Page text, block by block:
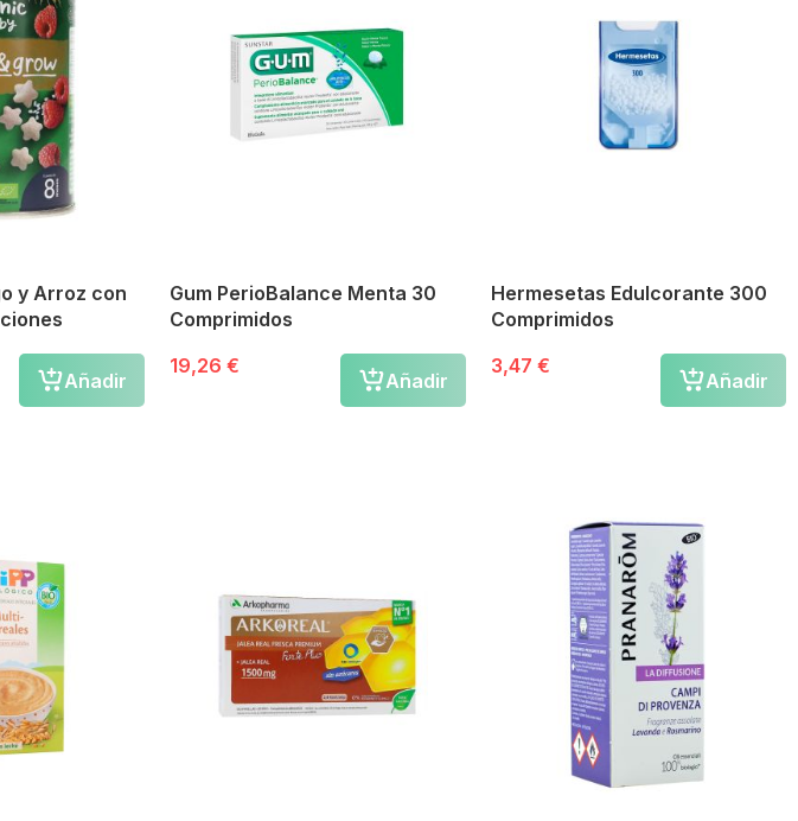
y Arroz con
Añadir
Gum PerioBalance Menta 30
Comprimidos
19,26 €
Añadir
Hermesetas Edulcorante 300
Comprimidos
3,47 €
Añadir